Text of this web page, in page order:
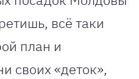
всё таки
план и
своих «деток»,